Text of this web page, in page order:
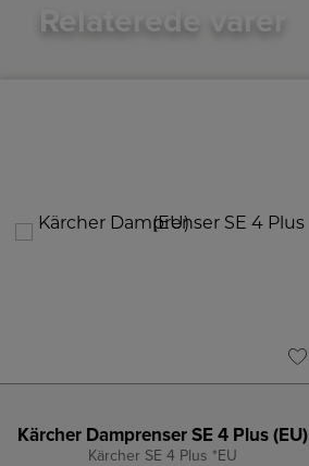
Relaterede varer
Kärcher Damprenser SE 4 Plus (EU)
Kärcher SE 4 Plus *EU